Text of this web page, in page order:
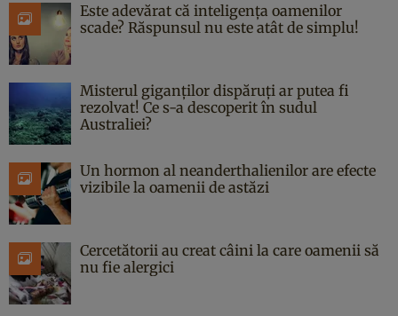
Este adevărat că inteligența oamenilor
scade? Răspunsul nu este atât de simplu!
Misterul giganților dispăruți ar putea fi
rezolvat! Ce s-a descoperit în sudul
Australiei?
Un hormon al neanderthalienilor are efecte
vizibile la oamenii de astăzi
Cercetătorii au creat câini la care oamenii să
nu fie alergici